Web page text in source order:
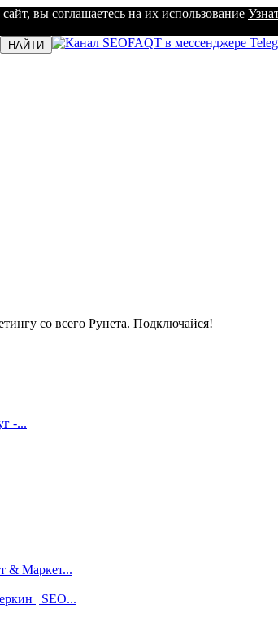
вы соглашаетесь на их использование
со всего Рунета. Подключайся!
-...
& Маркет...
| SEO...